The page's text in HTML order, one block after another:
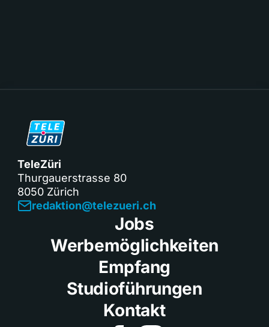
TeleZüri
Thurgauerstrasse 80
8050 Zürich
redaktion@telezueri.ch
Jobs
Werbemöglichkeiten
Empfang
Studioführungen
Kontakt